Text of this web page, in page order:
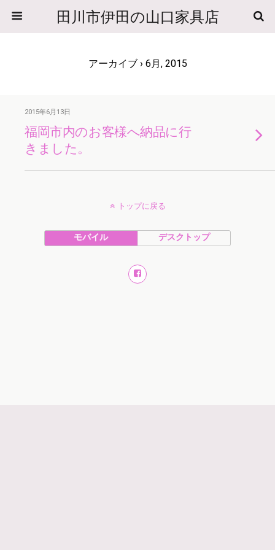
田川市伊田の山口家具店
アーカイブ › 6月, 2015
2015年6月13日
福岡市内のお客様へ納品に行
きました。
トップに戻る
モバイル デスクトップ